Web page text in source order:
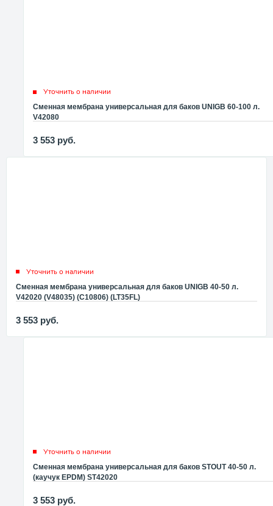
Уточнить о наличии
Сменная мембрана универсальная для баков UNIGB 60-100 л.
V42080
3 553 руб.
Уточнить о наличии
Сменная мембрана универсальная для баков UNIGB 40-50 л.
V42020 (V48035) (C10806) (LT35FL)
3 553 руб.
Уточнить о наличии
Сменная мембрана универсальная для баков STOUT 40-50 л.
(каучук EPDM) ST42020
3 553 руб.